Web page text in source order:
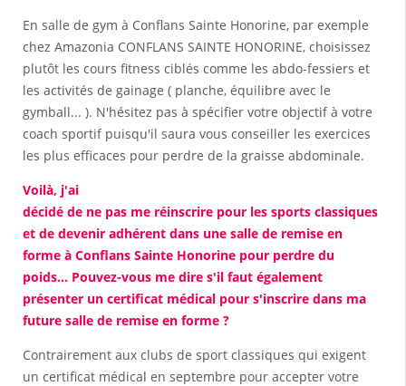
En salle de gym à Conflans Sainte Honorine, par exemple
chez Amazonia CONFLANS SAINTE HONORINE, choisissez
plutôt les cours fitness ciblés comme les abdo-fessiers et
les activités de gainage ( planche, équilibre avec le
gymball... ). N'hésitez pas à spécifier votre objectif à votre
coach sportif puisqu'il saura vous conseiller les exercices
les plus efficaces pour perdre de la graisse abdominale.
Voilà, j'ai
décidé de ne pas me réinscrire pour les sports classiques
et de devenir adhérent dans une salle de remise en
forme à Conflans Sainte Honorine pour perdre du
poids... Pouvez-vous me dire s'il faut également
présenter un certificat médical pour s'inscrire dans ma
future salle de remise en forme ?
Contrairement aux clubs de sport classiques qui exigent
un certificat médical en septembre pour accepter votre